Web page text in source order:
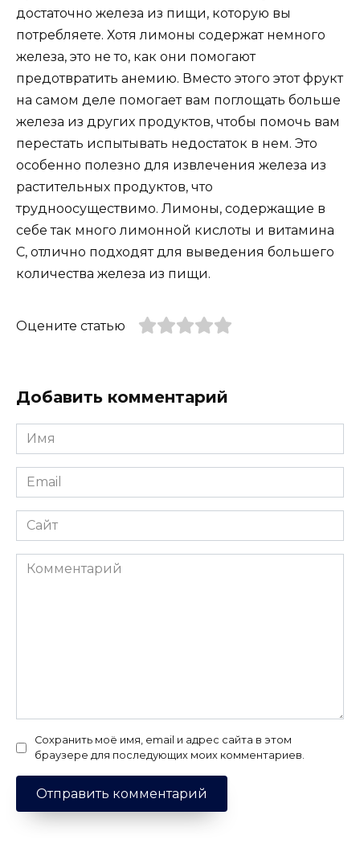
достаточно железа из пищи, которую вы
потребляете. Хотя лимоны содержат немного
железа, это не то, как они помогают
предотвратить анемию. Вместо этого этот фрукт
на самом деле помогает вам поглощать больше
железа из других продуктов, чтобы помочь вам
перестать испытывать недостаток в нем. Это
особенно полезно для извлечения железа из
растительных продуктов, что
трудноосуществимо. Лимоны, содержащие в
себе так много лимонной кислоты и витамина
С, отлично подходят для выведения большего
количества железа из пищи.
Оцените статью
Добавить комментарий
Имя
*
Email
*
Сайт
Комментарий
Сохранить моё имя, email и адрес сайта в этом
браузере для последующих моих комментариев.